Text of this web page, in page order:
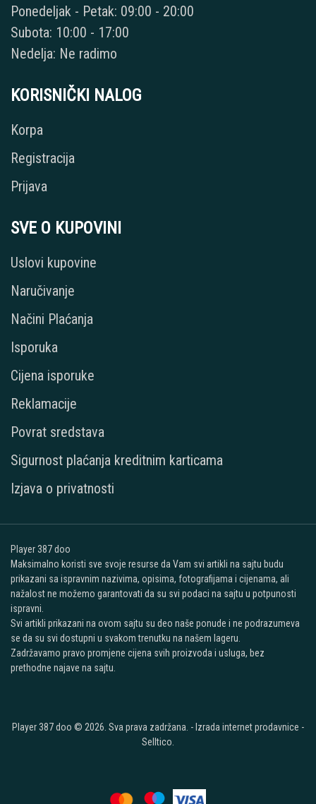
Ponedeljak - Petak: 09:00 - 20:00
Subota: 10:00 - 17:00
Nedelja: Ne radimo
KORISNIČKI NALOG
Korpa
Registracija
Prijava
SVE O KUPOVINI
Uslovi kupovine
Naručivanje
Načini Plaćanja
Isporuka
Cijena isporuke
Reklamacije
Povrat sredstava
Sigurnost plaćanja kreditnim karticama
Izjava o privatnosti
Player 387 doo
Maksimalno koristi sve svoje resurse da Vam svi artikli na sajtu budu
prikazani sa ispravnim nazivima, opisima, fotografijama i cijenama, ali
nažalost ne možemo garantovati da su svi podaci na sajtu u potpunosti
ispravni.
Svi artikli prikazani na ovom sajtu su deo naše ponude i ne podrazumeva
se da su svi dostupni u svakom trenutku na našem lageru.
Zadržavamo pravo promjene cijena svih proizvoda i usluga, bez
prethodne najave na sajtu.
Player 387 doo © 2026. Sva prava zadržana. - Izrada internet prodavnice -
Selltico.